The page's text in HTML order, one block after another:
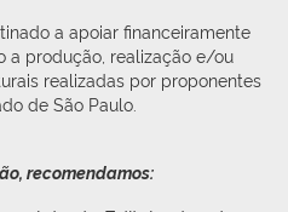
a apoiar financeiramente
a produção, realização e/ou
realizadas por proponentes
de São Paulo.
recomendamos: